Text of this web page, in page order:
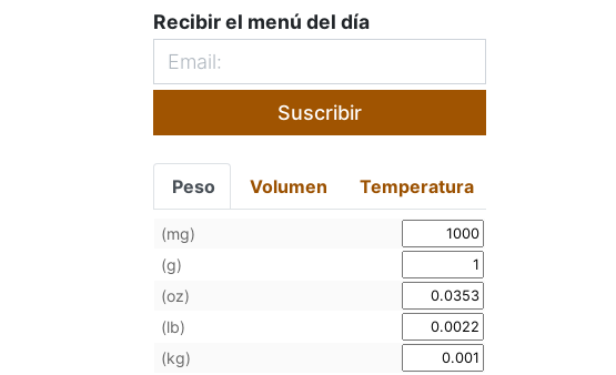
Recibir el menú del día
Suscribir
Peso Volumen Temperatura
(mg)
(g)
(oz)
(lb)
(kg)